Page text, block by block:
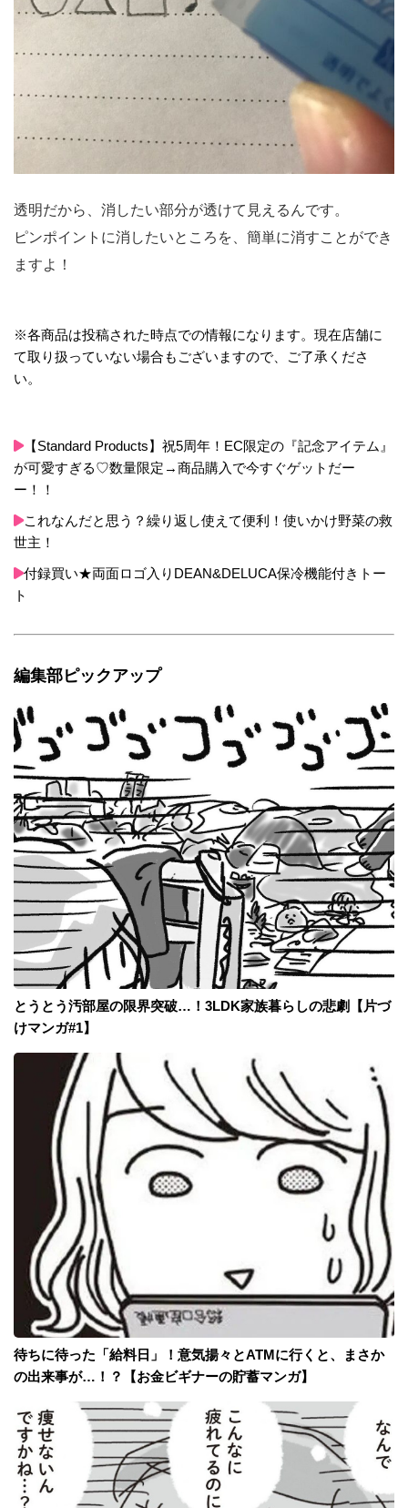
透明だから、消したい部分が透けて見えるんです。
ピンポイントに消したいところを、簡単に消すことができ
ますよ！
※各商品は投稿された時点での情報になります。現在店舗に
て取り扱っていない場合もございますので、ご了承くださ
い。
【Standard Products】祝5周年！EC限定の『記念アイテム』
が可愛すぎる♡数量限定→商品購入で今すぐゲットだー
ー！！
これなんだと思う？繰り返し使えて便利！使いかけ野菜の救
世主！
付録買い★両面ロゴ入りDEAN&DELUCA保冷機能付きトー
ト
編集部ピックアップ
とうとう汚部屋の限界突破…！3LDK家族暮らしの悲劇【片づ
けマンガ#1】
待ちに待った「給料日」！意気揚々とATMに行くと、まさか
の出来事が…！？【お金ビギナーの貯蓄マンガ】